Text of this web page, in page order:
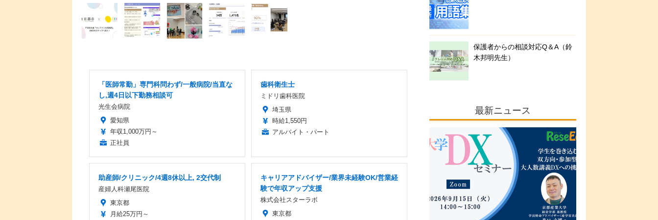
「医師常勤」専門科問わず/一般病院/当直な
し,週4日以下勤務相談可
光生会病院
愛知県
年収1,000万円～
正社員
歯科衛生士
ミドリ歯科医院
埼玉県
時給1,550円
アルバイト・パート
助産師/クリニック/4週8休以上, 2交代制
産婦人科瀬尾医院
東京都
月給25万円～
キャリアアドバイザー/業界未経験OK/営業経
験で年収アップ支援
株式会社スターラボ
東京都
保護者からの相談対応Q＆A（鈴
木邦明先生）
最新ニュース